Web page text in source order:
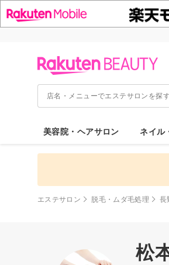
美容院・ヘアサロン ネイル
エステサロン 脱毛・ムダ毛処理 長
松